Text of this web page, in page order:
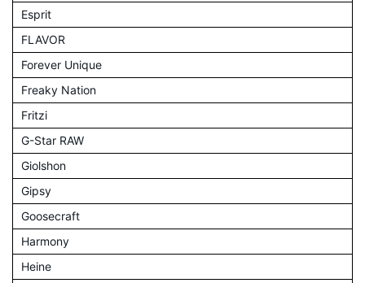
Esprit
FLAVOR
Forever Unique
Freaky Nation
Fritzi
G-Star RAW
Giolshon
Gipsy
Goosecraft
Harmony
Heine